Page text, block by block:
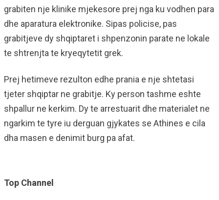
grabiten nje klinike mjekesore prej nga ku vodhen para
dhe aparatura elektronike. Sipas policise, pas
grabitjeve dy shqiptaret i shpenzonin parate ne lokale
te shtrenjta te kryeqytetit grek.
Prej hetimeve rezulton edhe prania e nje shtetasi
tjeter shqiptar ne grabitje. Ky person tashme eshte
shpallur ne kerkim. Dy te arrestuarit dhe materialet ne
ngarkim te tyre iu derguan gjykates se Athines e cila
dha masen e denimit burg pa afat.
Top Channel